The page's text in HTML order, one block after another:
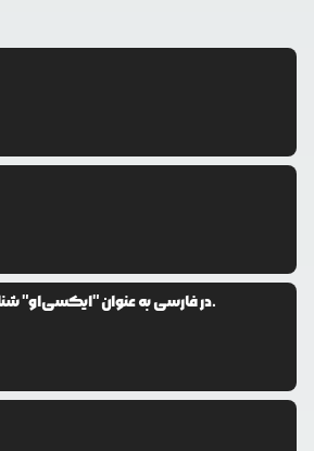
XYO در فارسی به عنوان "ایکسی‌او" شناخته می‌شود.